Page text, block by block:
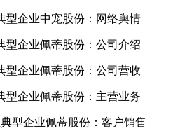
企业中宠股份：网络舆情
企业佩蒂股份：公司介绍
企业佩蒂股份：公司营收
企业佩蒂股份：主营业务
企业佩蒂股份：客户销售